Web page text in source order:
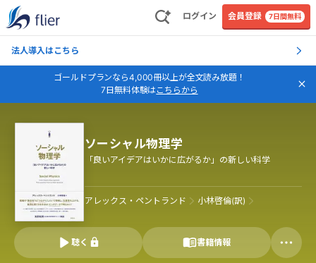
ログイン 会員登録 7日間無料
法人導入はこちら
ゴールドプランなら4,000冊以上が全文読み放題！
7日無料体験はこちらから
ソーシャル物理学
「良いアイデアはいかに広がるか」の新しい科学
アレックス・ペントランド 小林啓倫(訳)
聴く 書籍情報